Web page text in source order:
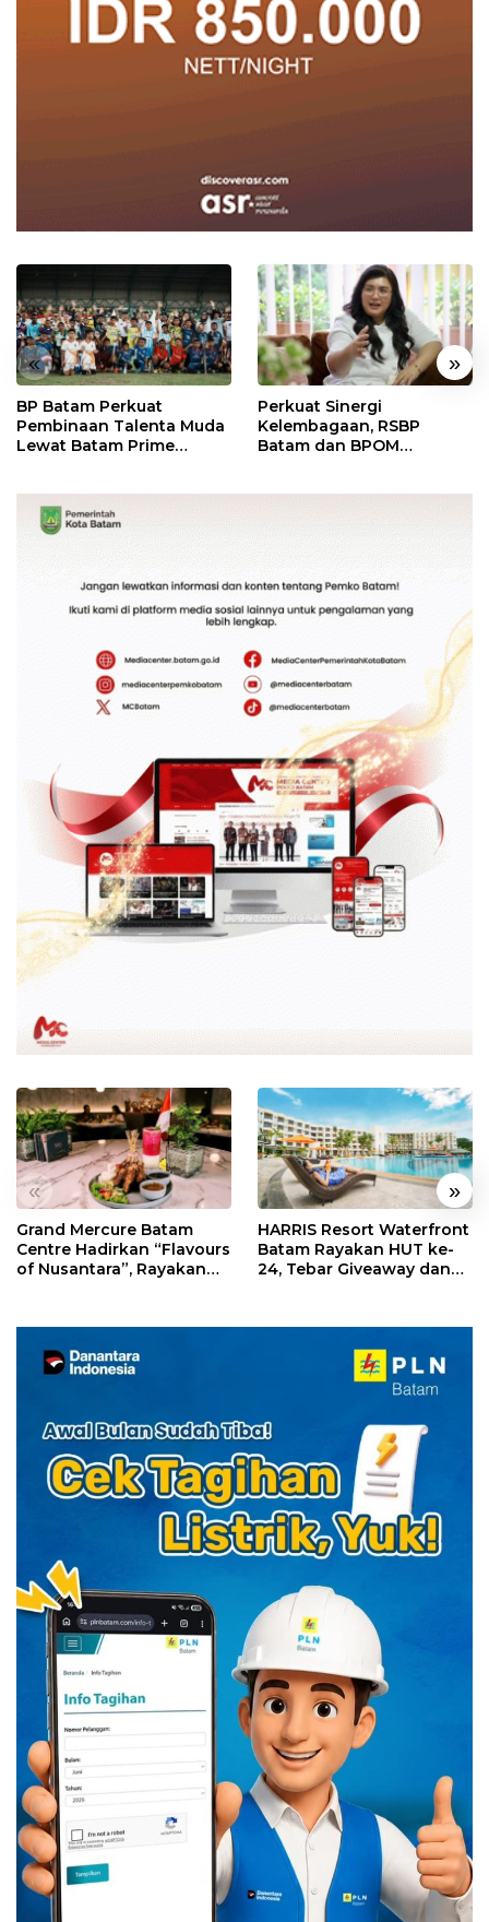
« »
BP Batam Perkuat
Pembinaan Talenta Muda
Lewat Batam Prime
Perkuat Sinergi
Kelembagaan, RSBP
Batam dan BPOM
« »
Grand Mercure Batam
Centre Hadirkan “Flavours
of Nusantara”, Rayakan
HARRIS Resort Waterfront
Batam Rayakan HUT ke-
24, Tebar Giveaway dan